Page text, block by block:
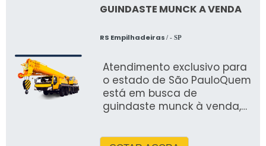
GUINDASTE MUNCK A VENDA
RS Empilhadeiras / - SP
Atendimento exclusivo para
o estado de São PauloQuem
está em busca de
guindaste munck à venda,